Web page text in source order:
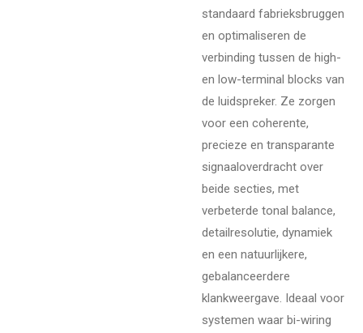
standaard fabrieksbruggen
en optimaliseren de
verbinding tussen de high-
en low-terminal blocks van
de luidspreker. Ze zorgen
voor een coherente,
precieze en transparante
signaaloverdracht over
beide secties, met
verbeterde tonal balance,
detailresolutie, dynamiek
en een natuurlijkere,
gebalanceerdere
klankweergave. Ideaal voor
systemen waar bi-wiring